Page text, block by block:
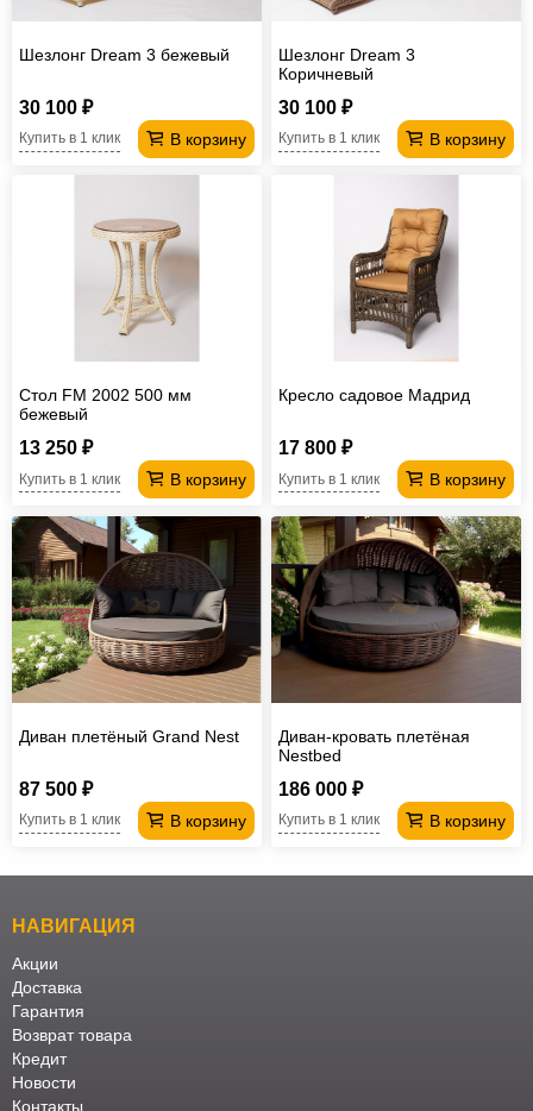
Шезлонг Dream 3 бежевый
30 100 ₽
В корзину
Купить в 1 клик
Шезлонг Dream 3
Коричневый
30 100 ₽
В корзину
Купить в 1 клик
Стол FM 2002 500 мм
бежевый
13 250 ₽
В корзину
Купить в 1 клик
Кресло садовое Мадрид
17 800 ₽
В корзину
Купить в 1 клик
Диван плетёный Grand Nest
87 500 ₽
В корзину
Купить в 1 клик
Диван-кровать плетёная
Nestbed
186 000 ₽
В корзину
Купить в 1 клик
НАВИГАЦИЯ
Акции
Доставка
Гарантия
Возврат товара
Кредит
Новости
Контакты